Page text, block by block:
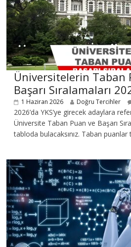
Üniversitelerin Taban
Başarı Sıralamaları
1 Haziran 2026 Doğru Tercihler
2026’da YKS’ye girecek adaylara
Üniversite Taban Puan ve Başarı
tabloda bulacaksınız. Taban puanlar